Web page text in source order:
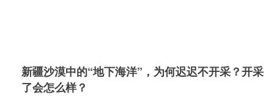
新疆沙漠中的“地下海洋”，为何迟迟不开采？开采
了会怎么样？